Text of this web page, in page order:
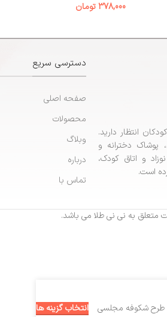
378,000 تومان
انتظار دارید.
پوشاک دخترانه و
و اتاق کودک،
است.
دسترسی سریع
صفحه اصلی
محصولات
وبلاگ
درباره
تماس با
به نی نی طلا می باشد.
انتخاب گزینه ها